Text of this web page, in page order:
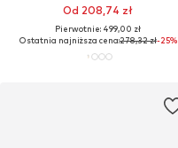
Od 208,74 zł
Pierwotnie: 499,00 zł
Ostatnia najniższa cena:278,32 zł-25%